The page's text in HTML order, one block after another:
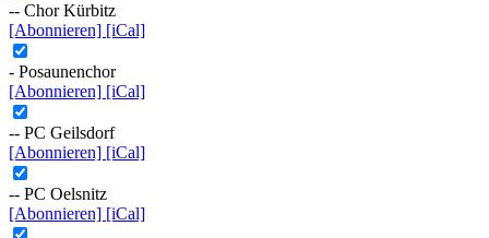
-- Chor Kürbitz
[Abonnieren] [iCal]
- Posaunenchor
[Abonnieren] [iCal]
-- PC Geilsdorf
[Abonnieren] [iCal]
-- PC Oelsnitz
[Abonnieren] [iCal]